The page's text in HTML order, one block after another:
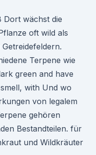
Dort wächst die
oft wild als
Terpene wie
green and have
with Und wo
von legalem
gehören
Bestandteilen. für
und Wildkräuter